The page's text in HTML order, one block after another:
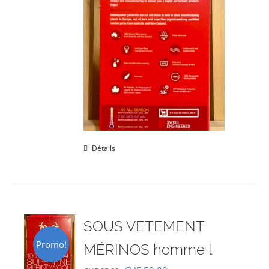
Détails
Promo!
SOUS VETEMENT
MÉRINOS homme l